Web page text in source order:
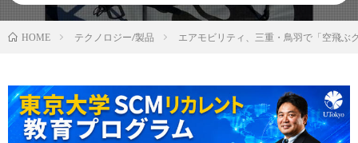
HOME テクノロジー/製品 エアモビリティ、三重・鳥羽で「空⾶ぶ